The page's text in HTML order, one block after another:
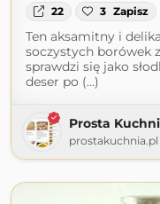
22 3 Zapisz
Ten aksamitny i
soczystych borówek
sprawdzi się jako
deser po (...)
Prosta
prostakuchnia.pl